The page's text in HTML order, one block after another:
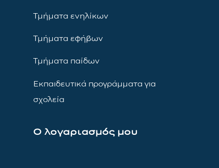
Τμήματα ενηλίκων
Τμήματα εφήβων
Τμήματα παίδων
Εκπαιδευτικά προγράμματα για
σχολεία
Ο λογαριασμός μου